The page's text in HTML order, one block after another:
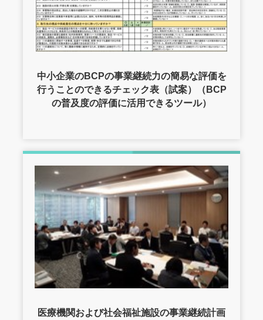
中小企業のBCPの事業継続力の簡易な評価を
行うことのできるチェック表（試案）（BCP
の普及度の評価に活用できるツール）
医療機関および社会福祉施設の事業継続計画